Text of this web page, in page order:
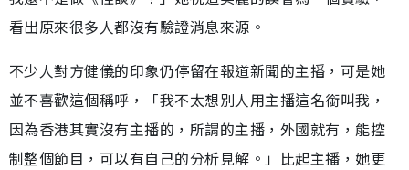
看出原來很多人都沒有驗證消息來源。
不少人對方健儀的印象仍停留在報道新聞的主播，可是她
並不喜歡這個稱呼，「我不太想別人用主播這名銜叫我，
因為香港其實沒有主播的，所謂的主播，外國就有，能控
制整個節目，可以有自己的分析見解。」比起主播，她更